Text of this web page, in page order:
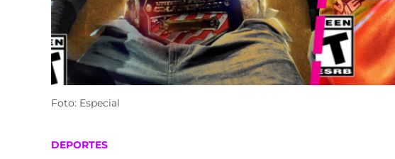
Foto: Especial
POSTED
DEPORTES